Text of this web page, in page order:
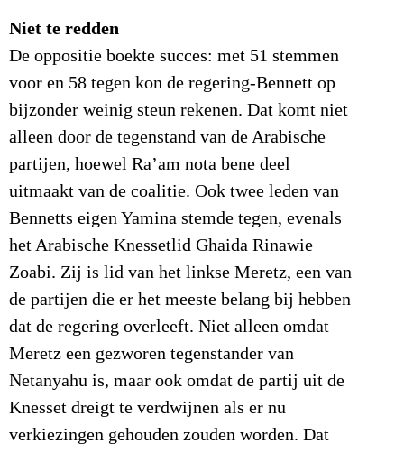
Niet te redden
De oppositie boekte succes: met 51 stemmen
voor en 58 tegen kon de regering-Bennett op
bijzonder weinig steun rekenen. Dat komt niet
alleen door de tegenstand van de Arabische
partijen, hoewel Ra’am nota bene deel
uitmaakt van de coalitie. Ook twee leden van
Bennetts eigen Yamina stemde tegen, evenals
het Arabische Knessetlid Ghaida Rinawie
Zoabi. Zij is lid van het linkse Meretz, een van
de partijen die er het meeste belang bij hebben
dat de regering overleeft. Niet alleen omdat
Meretz een gezworen tegenstander van
Netanyahu is, maar ook omdat de partij uit de
Knesset dreigt te verdwijnen als er nu
verkiezingen gehouden zouden worden. Dat